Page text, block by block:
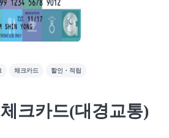
체크카드 할인・적립
크카드(대경교통)